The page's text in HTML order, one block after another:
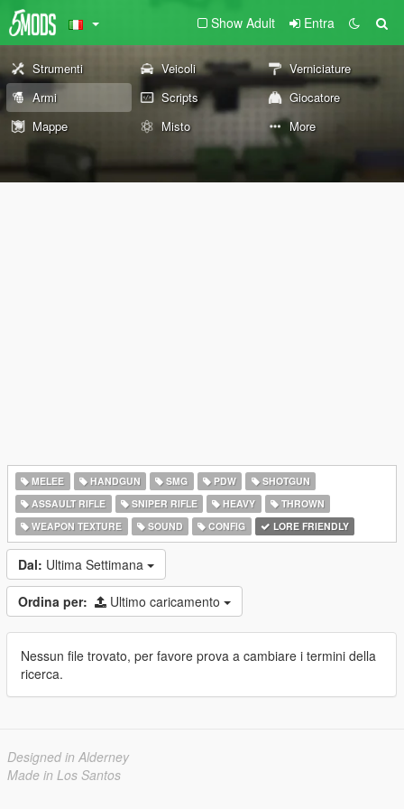
Show Adult Entra
Strumenti Veicoli
Verniciature
Armi
Scripts
Giocatore
Mappe
Misto More
MELEE HANDGUN SMG PDW
SHOTGUN
ASSAULT RIFLE
SNIPER RIFLE HEAVY
THROWN
WEAPON TEXTURE
SOUND CONFIG LORE FRIENDLY
Dal: Ultima Settimana
Ordina per: Ultimo caricamento
Nessun file trovato, per favore prova a cambiare i termini della
ricerca.
Designed in Alderney
Made in Los Santos